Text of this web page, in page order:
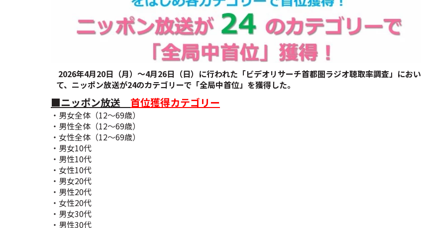
2026年4月20日（月）～4月26日（日）に行われた「ビデオリサーチ首都圏ラジオ聴取率調査」におい
て、ニッポン放送が24のカテゴリーで「全局中首位」を獲得した。
■ニッポン放送 首位獲得カテゴリー
・男女全体（12～69歳）
・男性全体（12～69歳）
・女性全体（12～69歳）
・男女10代
・男性10代
・女性10代
・男女20代
・男性20代
・女性20代
・男女30代
・男性30代